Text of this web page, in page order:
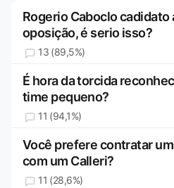
Rogerio Caboclo cadidato
oposição, é serio isso?
13 (89,5%)
É hora da torcida
time pequeno?
11 (94,1%)
Você prefere contratar
com um Calleri?
11 (28,6%)